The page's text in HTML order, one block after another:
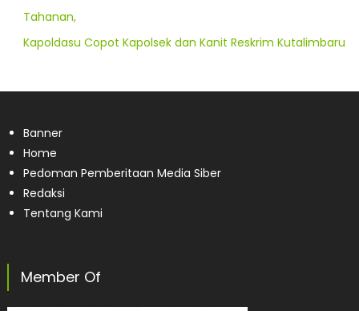
Tahanan,
Kapoldasu Copot Kapolsek dan Kanit Reskrim Kutalimbaru
Banner
Home
Pedoman Pemberitaan Media Siber
Redaksi
Tentang Kami
Member Of